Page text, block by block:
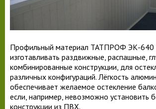
Профильный материал ТАТПРОФ ЭК-640
изготавливать раздвижные, распашные,
комбинированные конструкции, для
различных конфигураций. Лёгкость
обеспечивает желаемое остекление
если, например, невозможно установить
конструкции из ПВХ.